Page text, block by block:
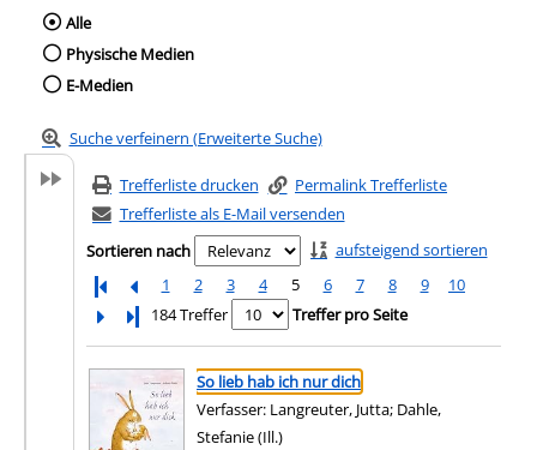
Wählen Sie die Medienart nach der Sie
Alle
Physische Medien
E-Medien
Suche verfeinern (Erweiterte Suche)
Trefferliste drucken
Permalink Trefferliste
Trefferliste als E-Mail versenden
Sortieren nach
aufsteigend sortieren
1
2 3 4 5 6 7 8 9
10
Letzte Seite
184 Treffer Treffer pro Seite
Suchergebnis
Zu den Suchfiltern springen
So lieb hab ich nur dich
Verfasser: Langreuter, Jutta; Dahle,
Stefanie (Ill.)